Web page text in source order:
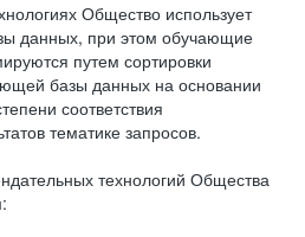
Общество использует
данных, при этом обучающие
путем сортировки
базы данных на основании
соответствия
тематике запросов.
технологий Общества